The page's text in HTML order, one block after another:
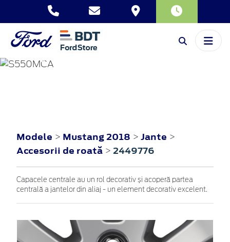
MUSTANG
Modele > Mustang 2018 > Jante >
Accesorii de roată > 2449776
Capacele centrale au un rol decorativ și acoperă partea
centrală a jantelor din aliaj - un element decorativ excelent.